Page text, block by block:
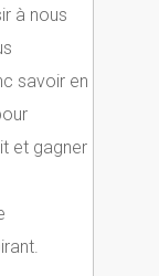
à nous
savoir en
et gagner